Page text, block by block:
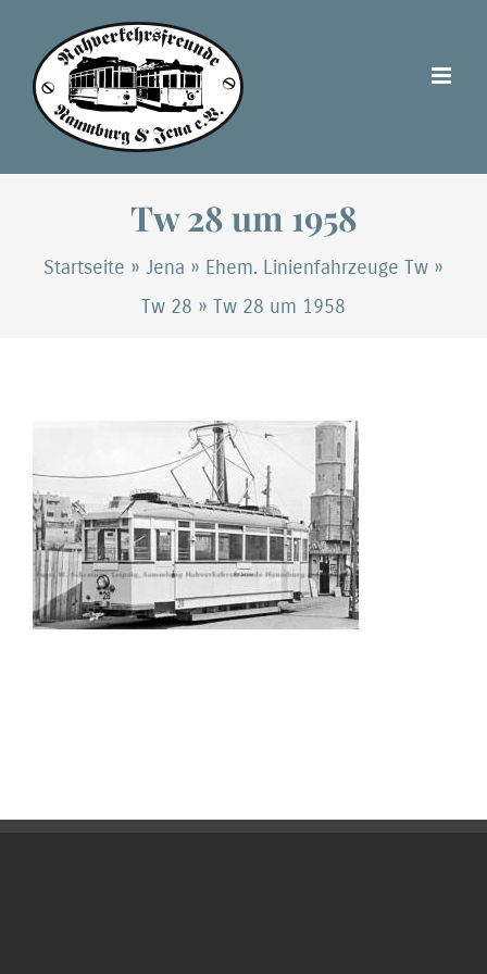
Inhalt
springen
Tw 28 um 1958
Startseite » Jena » Ehem. Linienfahrzeuge Tw »
Tw 28 » Tw 28 um 1958